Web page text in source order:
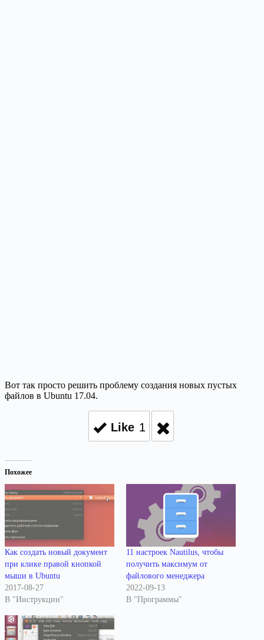
Вот так просто решить проблему создания новых пустых
файлов в Ubuntu 17.04.
Like 1
Похожее
Как создать новый документ
при клике правой кнопкой
мыши в Ubuntu
2017-08-27
В "Инструкции"
11 настроек Nautilus, чтобы
получить максимум от
файлового менеджера
2022-09-13
В "Программы"